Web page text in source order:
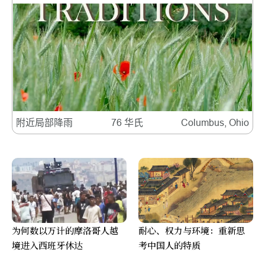
附近局部降雨 76 华氏 Columbus, Ohio
为何数以万计的摩洛哥人越
境进入西班牙休达
耐心、权力与环境：重新思
考中国人的特质